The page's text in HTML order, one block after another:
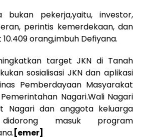
bukan pekerja,yaitu, investor,
perintis kemerdekaan, dan
orang,imbuh Defiyana.
target JKN di Tanah
sosialisasi JKN dan aplikasi
Pemberdayaan Masyarakat
Nagari.Wali Nagari
Nagari dan anggota keluarga
didorong masuk program
[emer]